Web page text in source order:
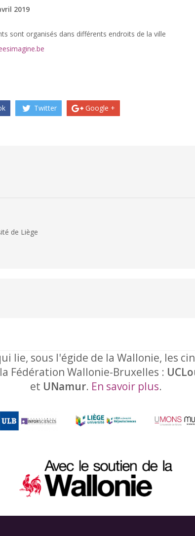
2019
sont organisés dans différents endroits de la ville
Twitter Google +
de Liège
lie, sous l'égide de la Wallonie, les
Fédération Wallonie-Bruxelles :
et UNamur. En savoir plus.